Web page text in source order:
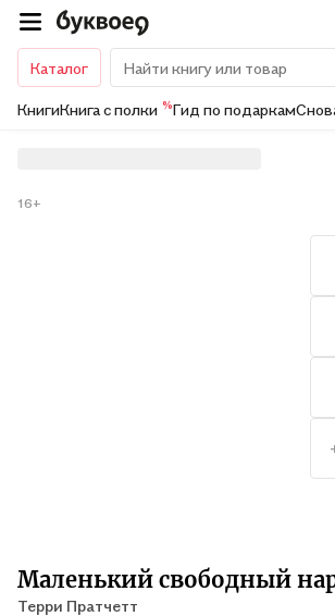
Каталог
КнигиКнига с полки %Гид по подаркам
Маленький свободный
Терри Пратчетт
16+